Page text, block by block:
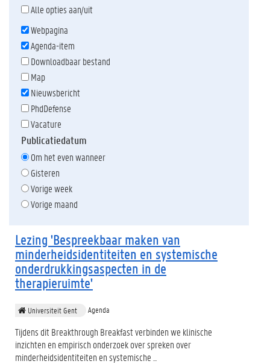
Alle opties aan/uit
Webpagina
Agenda-item
Downloadbaar bestand
Map
Nieuwsbericht
PhdDefense
Vacature
Publicatiedatum
Om het even wanneer
Gisteren
Vorige week
Vorige maand
Lezing 'Bespreekbaar maken van
minderheidsidentiteiten en systemische
onderdrukkingsaspecten in de
therapieruimte'
Universiteit Gent Agenda
Tijdens dit Breakthrough Breakfast verbinden we klinische
inzichten en empirisch onderzoek over spreken over
minderheidsidentiteiten en systemische ...